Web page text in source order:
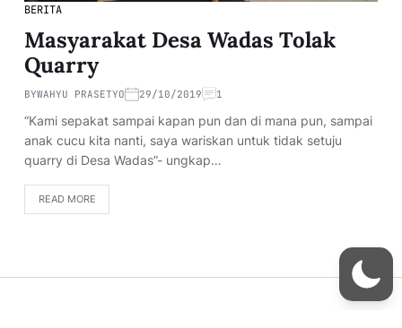
BERITA
Masyarakat Desa Wadas Tolak
Quarry
BYWAHYU PRASETYO 29/10/2019 1
“Kami sepakat sampai kapan pun dan di mana pun, sampai
anak cucu kita nanti, saya wariskan untuk tidak setuju
quarry di Desa Wadas”- ungkap…
READ MORE